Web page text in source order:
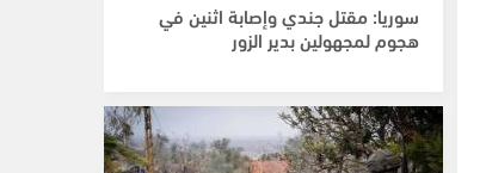
سوريا: مقتل جندي وإصابة اثنين في
هجوم لمجهولين بدير الزور